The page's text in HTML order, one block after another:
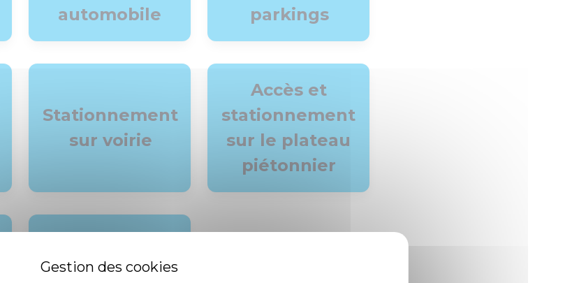
automobile
parkings
Stationnement
sur voirie
Accès et
stationnement
sur le plateau
piétonnier
questions